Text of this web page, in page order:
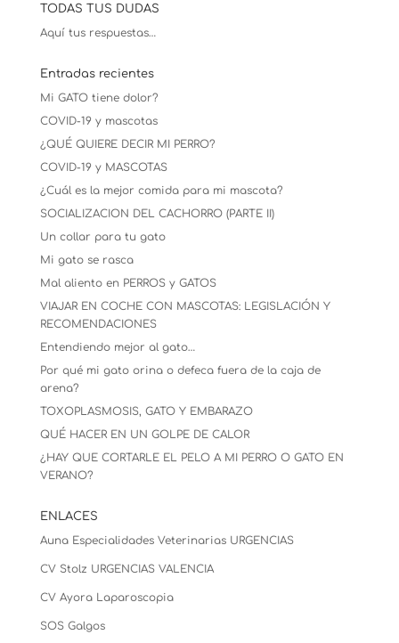
TODAS TUS DUDAS
Aquí tus respuestas…
Entradas recientes
Mi GATO tiene dolor?
COVID-19 y mascotas
¿QUÉ QUIERE DECIR MI PERRO?
COVID-19 y MASCOTAS
¿Cuál es la mejor comida para mi mascota?
SOCIALIZACION DEL CACHORRO (PARTE II)
Un collar para tu gato
Mi gato se rasca
Mal aliento en PERROS y GATOS
VIAJAR EN COCHE CON MASCOTAS: LEGISLACIÓN Y
RECOMENDACIONES
Entendiendo mejor al gato…
Por qué mi gato orina o defeca fuera de la caja de
arena?
TOXOPLASMOSIS, GATO Y EMBARAZO
QUÉ HACER EN UN GOLPE DE CALOR
¿HAY QUE CORTARLE EL PELO A MI PERRO O GATO EN
VERANO?
ENLACES
Auna Especialidades Veterinarias URGENCIAS
CV Stolz URGENCIAS VALENCIA
CV Ayora Laparoscopia
SOS Galgos